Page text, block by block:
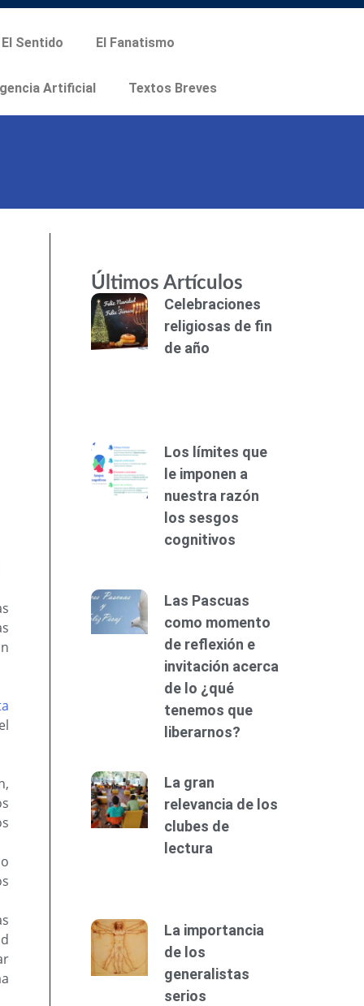
El Sentido El Fanatismo
Artificial Textos Breves
Últimos Artículos
Celebraciones
religiosas de fin
de año
Los límites que
le imponen a
nuestra razón
los sesgos
cognitivos
Las Pascuas
como momento
de reflexión e
invitación acerca
de lo ¿qué
tenemos que
liberarnos?
La gran
relevancia de los
clubes de
lectura
La importancia
de los
generalistas
serios